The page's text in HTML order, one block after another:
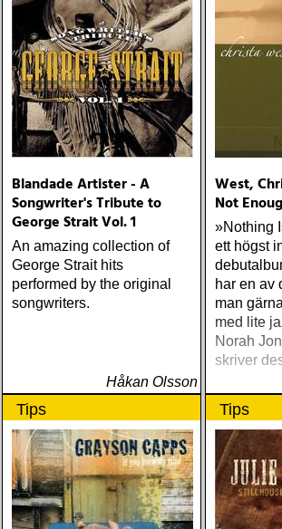
Blandade Artister - A
Songwriter's Tribute to
George Strait Vol. 1
An amazing collection of
George Strait hits
performed by the original
songwriters.
Håkan Olsson
West,
Not
»Nothing
ett högst
har en av
man
med lite
Norah
skriver
Tips Tips